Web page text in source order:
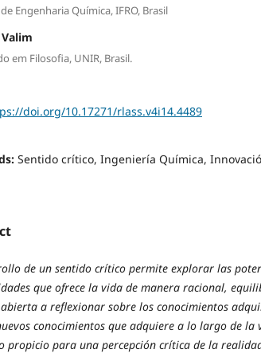
Engenharia Química, IFRO, Brasil
em Filosofia, UNIR, Brasil.
doi.org/10.17271/rlass.v4i14.4489
Sentido crítico, Ingeniería Química,
de un sentido crítico permite explorar las
que ofrece la vida de manera racional,
a reflexionar sobre los conocimientos
conocimientos que adquiere a lo largo de la
propicio para una percepción crítica de la